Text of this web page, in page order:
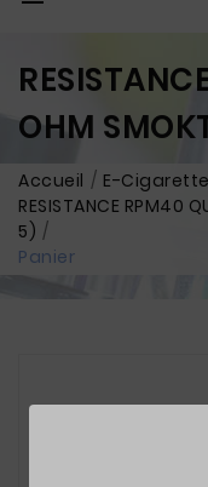
OHM
Accueil E-Cigarette
RESISTANCE RPM40
5)
Panier